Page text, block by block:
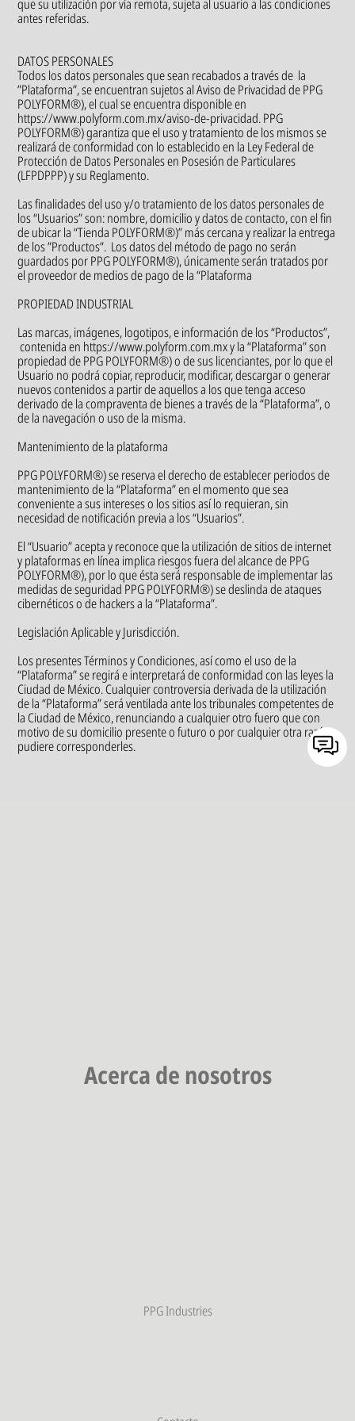
que su utilización por vía remota, sujeta al usuario a las condiciones
antes referidas.
DATOS PERSONALES
Todos los datos personales que sean recabados a través de la
”Plataforma”, se encuentran sujetos al Aviso de Privacidad de PPG
POLYFORM®), el cual se encuentra disponible en
https://www.polyform.com.mx/aviso-de-privacidad. PPG
POLYFORM®) garantiza que el uso y tratamiento de los mismos se
realizará de conformidad con lo establecido en la Ley Federal de
Protección de Datos Personales en Posesión de Particulares
(LFPDPPP) y su Reglamento.
Las finalidades del uso y/o tratamiento de los datos personales de
los “Usuarios” son: nombre, domicilio y datos de contacto, con el fin
de ubicar la “Tienda POLYFORM®)” más cercana y realizar la entrega
de los ”Productos”. Los datos del método de pago no serán
guardados por PPG POLYFORM®), únicamente serán tratados por
el proveedor de medios de pago de la “Plataforma
PROPIEDAD INDUSTRIAL
Las marcas, imágenes, logotipos, e información de los “Productos”,
contenida en https://www.polyform.com.mx y la “Plataforma” son
propiedad de PPG POLYFORM®) o de sus licenciantes, por lo que el
Usuario no podrá copiar, reproducir, modificar, descargar o generar
nuevos contenidos a partir de aquellos a los que tenga acceso
derivado de la compraventa de bienes a través de la “Plataforma”, o
de la navegación o uso de la misma.
Mantenimiento de la plataforma
PPG POLYFORM®) se reserva el derecho de establecer periodos de
mantenimiento de la “Plataforma” en el momento que sea
conveniente a sus intereses o los sitios así lo requieran, sin
necesidad de notificación previa a los “Usuarios”.
El “Usuario” acepta y reconoce que la utilización de sitios de internet
y plataformas en línea implica riesgos fuera del alcance de PPG
POLYFORM®), por lo que ésta será responsable de implementar las
medidas de seguridad PPG POLYFORM®) se deslinda de ataques
cibernéticos o de hackers a la “Plataforma”.
Legislación Aplicable y Jurisdicción.
Los presentes Términos y Condiciones, así como el uso de la
“Plataforma” se regirá e interpretará de conformidad con las leyes la
Ciudad de México. Cualquier controversia derivada de la utilización
de la “Plataforma” será ventilada ante los tribunales competentes de
la Ciudad de México, renunciando a cualquier otro fuero que con
motivo de su domicilio presente o futuro o por cualquier otra razón,
pudiere corresponderles.
Acerca de nosotros
PPG Industries